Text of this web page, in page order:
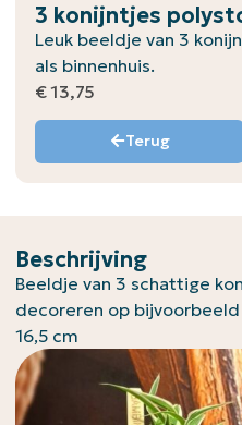
3 konijntjes
Leuk beeldje van 3
als binnenhuis.
€13,75
Terug
Beschrijving
Beeldje van 3 schattige
decoreren op bijvoorbeeld
16,5 cm